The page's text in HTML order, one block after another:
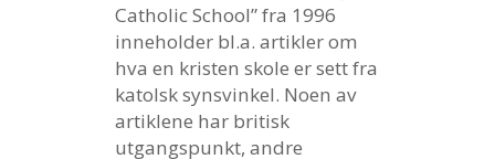
Catholic School” fra 1996
inneholder bl.a. artikler om
hva en kristen skole er sett fra
katolsk synsvinkel. Noen av
artiklene har britisk
utgangspunkt, andre